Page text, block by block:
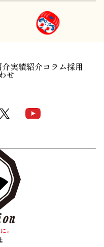
実績紹介コラム採用
せ